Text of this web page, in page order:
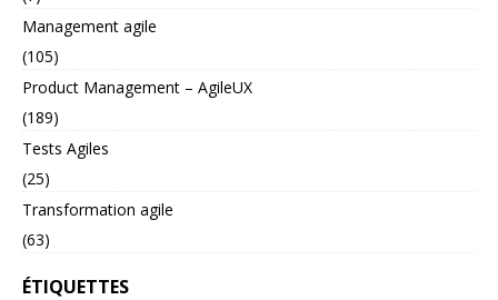
Management agile
(105)
Product Management – AgileUX
(189)
Tests Agiles
(25)
Transformation agile
(63)
ÉTIQUETTES